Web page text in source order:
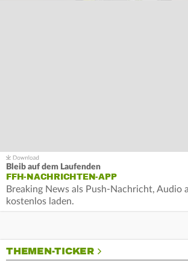
Bleib auf dem Laufenden
FFH-NACHRICHTEN-APP
Breaking News als Push-Nachricht, Audio
kostenlos laden.
THEMEN-TICKER